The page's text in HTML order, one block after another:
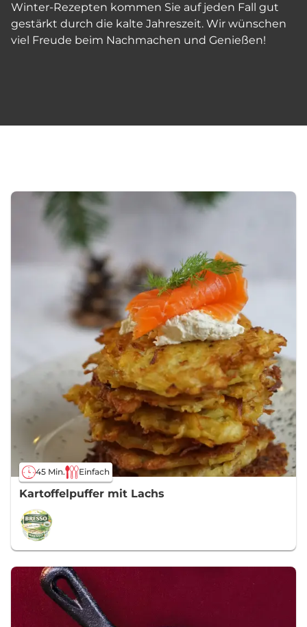
Winter-Rezepten kommen Sie auf jeden Fall gut
gestärkt durch die kalte Jahreszeit. Wir wünschen
viel Freude beim Nachmachen und Genießen!
45 Min. Einfach
Kartoffelpuffer mit Lachs